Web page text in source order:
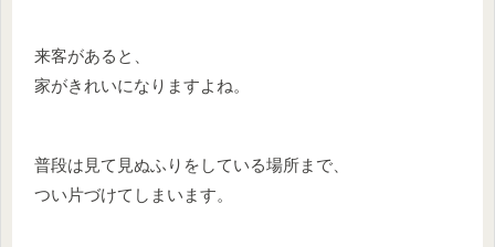
来客があると、
家がきれいになりますよね。
普段は見て見ぬふりをしている場所まで、
つい片づけてしまいます。